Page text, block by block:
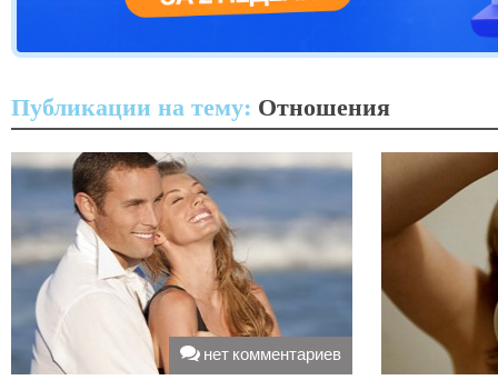
Публикации на тему: Отношения
нет комментариев